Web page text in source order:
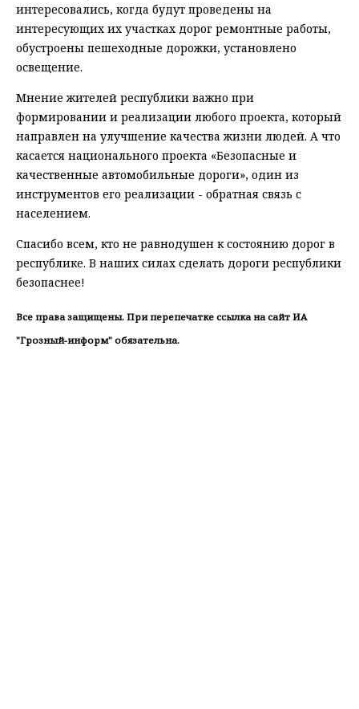
интересовались, когда будут проведены на
интересующих их участках дорог ремонтные работы,
обустроены пешеходные дорожки, установлено
освещение.
Мнение жителей республики важно при
формировании и реализации любого проекта, который
направлен на улучшение качества жизни людей. А что
касается национального проекта «Безопасные и
качественные автомобильные дороги», один из
инструментов его реализации - обратная связь с
населением.
Спасибо всем, кто не равнодушен к состоянию дорог в
республике. В наших силах сделать дороги республики
безопаснее!
Все права защищены. При перепечатке ссылка на сайт ИА
"Грозный-информ" обязательна.